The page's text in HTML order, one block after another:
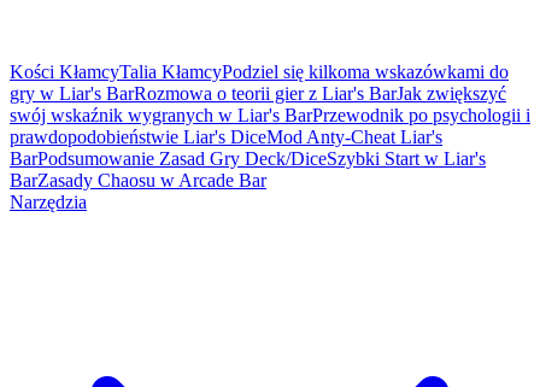
Kości KłamcyTalia KłamcyPodziel się kilkoma wskazówkami do
gry w Liar's BarRozmowa o teorii gier z Liar's BarJak zwiększyć
swój wskaźnik wygranych w Liar's BarPrzewodnik po psychologii i
prawdopodobieństwie Liar's DiceMod Anty-Cheat Liar's
BarPodsumowanie Zasad Gry Deck/DiceSzybki Start w Liar's
BarZasady Chaosu w Arcade Bar
Narzędzia